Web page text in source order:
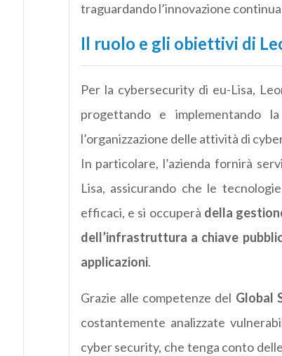
traguardando l’innovazione
Il ruolo e gli obiettivi di
Per la cybersecurity di eu-Lisa,
progettando e implementando
l’organizzazione delle attività di
In particolare, l’azienda fornirà
Lisa, assicurando che le
efficaci, e si occuperà della
dell’infrastruttura a chiave
applicazioni.
Grazie alle competenze del Global
costantemente analizzate
cyber security, che tenga conto